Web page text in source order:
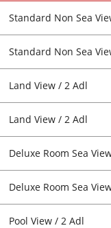
Standard Non Sea
Standard Non Sea
Land View / 2 Adl
Land View / 2 Adl
Deluxe Room Sea
Deluxe Room Sea
Pool View / 2 Adl